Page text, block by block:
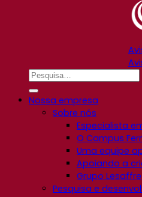
Nossa empresa
Sobre nós
Especialista
O Campus
Uma equipe
Apoiando a
Grupo Lesaffre
Pesquisa e